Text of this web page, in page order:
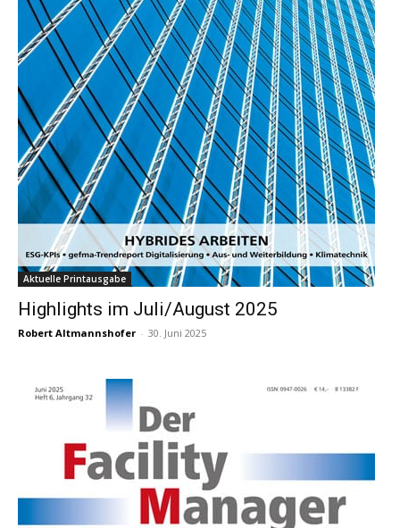
Aktuelle Printausgabe
Highlights im Juli/August 2025
Robert Altmannshofer - 30. Juni 2025